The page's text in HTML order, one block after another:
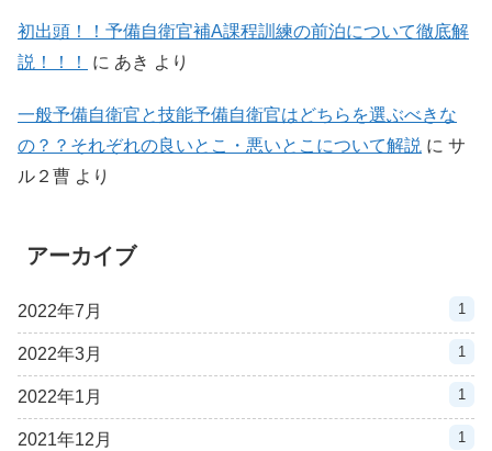
初出頭！！予備自衛官補A課程訓練の前泊について徹底解
説！！！
に あき より
一般予備自衛官と技能予備自衛官はどちらを選ぶべきな
の？？それぞれの良いとこ・悪いとこについて解説 に サ
ル２曹 より
アーカイブ
2022年7月 1
2022年3月 1
2022年1月 1
2021年12月 1